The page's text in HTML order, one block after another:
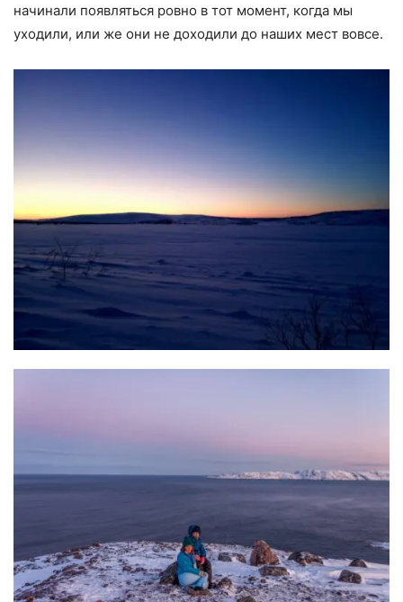
начинали появляться ровно в тот момент, когда мы
уходили, или же они не доходили до наших мест вовсе.